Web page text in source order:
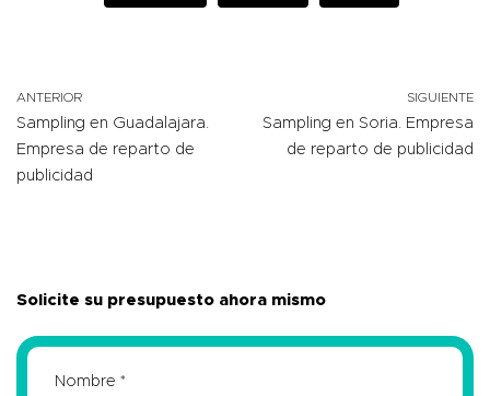
ANTERIOR
Sampling en Guadalajara.
Empresa de reparto de
publicidad
SIGUIENTE
Sampling en Soria. Empresa
de reparto de publicidad
Solicite su presupuesto ahora mismo
Nombre